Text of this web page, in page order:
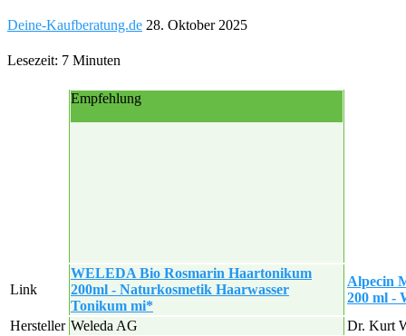
Deine-Kaufberatung.de 28. Oktober 2025
Lesezeit: 7 Minuten
Empfehlung
Link
WELEDA Bio Rosmarin Haartonikum
200ml - Naturkosmetik Haarwasser
Tonikum mi*
Alpecin
200 ml -
Hersteller Weleda AG
Dr. Kurt